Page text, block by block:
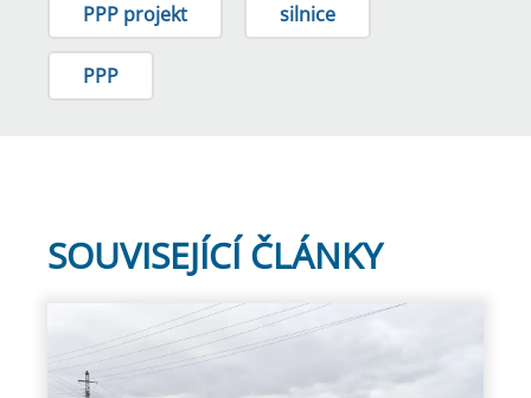
PPP projekt silnice
PPP
SOUVISEJÍCÍ ČLÁNKY